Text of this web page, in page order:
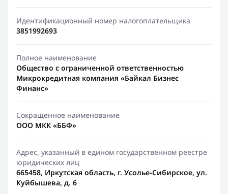
Идентификационный номер налогоплательщика
3851992693
Полное наименование
Общество с ограниченной ответственностью
Микрокредитная компания «Байкал Бизнес
Финанс»
Сокращенное наименование
ООО МКК «ББФ»
Адрес, указанный в едином государственном реестре
юридических лиц
665458, Иркутская область, г. Усолье-Сибирское, ул.
Куйбышева, д. 6